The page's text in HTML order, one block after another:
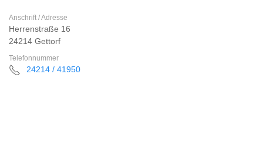
Anschrift / Adresse
Herrenstraße 16
24214 Gettorf
Telefonnummer
24214 / 41950